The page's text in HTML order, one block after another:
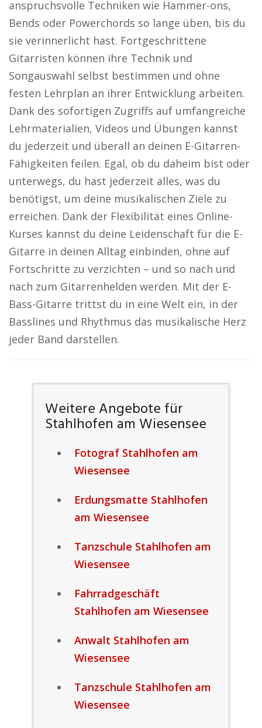
anspruchsvolle Techniken wie Hammer-ons,
Bends oder Powerchords so lange üben, bis du
sie verinnerlicht hast. Fortgeschrittene
Gitarristen können ihre Technik und
Songauswahl selbst bestimmen und ohne
festen Lehrplan an ihrer Entwicklung arbeiten.
Dank des sofortigen Zugriffs auf umfangreiche
Lehrmaterialien, Videos und Übungen kannst
du jederzeit und überall an deinen E-Gitarren-
Fähigkeiten feilen. Egal, ob du daheim bist oder
unterwegs, du hast jederzeit alles, was du
benötigst, um deine musikalischen Ziele zu
erreichen. Dank der Flexibilität eines Online-
Kurses kannst du deine Leidenschaft für die E-
Gitarre in deinen Alltag einbinden, ohne auf
Fortschritte zu verzichten – und so nach und
nach zum Gitarrenhelden werden. Mit der E-
Bass-Gitarre trittst du in eine Welt ein, in der
Basslines und Rhythmus das musikalische Herz
jeder Band darstellen.
Weitere Angebote für
Stahlhofen am Wiesensee
Fotograf Stahlhofen am
Wiesensee
Erdungsmatte Stahlhofen
am Wiesensee
Tanzschule Stahlhofen am
Wiesensee
Fahrradgeschäft
Stahlhofen am Wiesensee
Anwalt Stahlhofen am
Wiesensee
Tanzschule Stahlhofen am
Wiesensee